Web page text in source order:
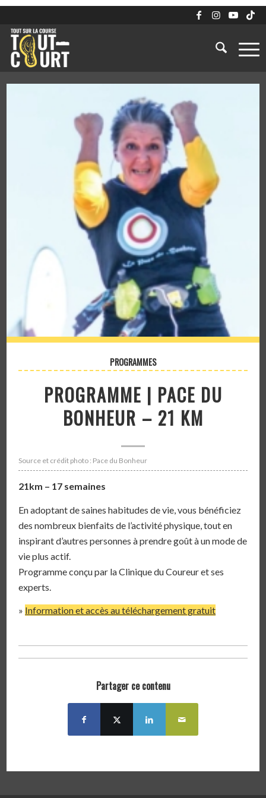
PROGRAMMES
PROGRAMME | PACE DU
BONHEUR – 21 KM
Source et crédit photo : Pace du Bonheur
21km – 17 semaines
En adoptant de saines habitudes de vie, vous bénéficiez
des nombreux bienfaits de l’activité physique, tout en
inspirant d’autres personnes à prendre goût à un mode de
vie plus actif.
Programme conçu par la Clinique du Coureur et ses
experts.
» Information et accès au téléchargement gratuit
Partager ce contenu